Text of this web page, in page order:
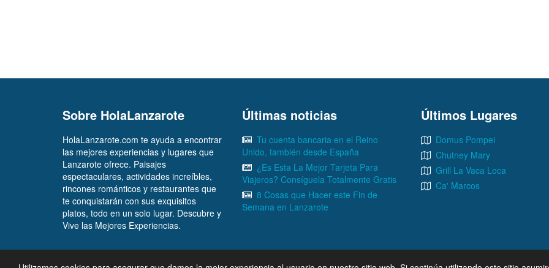
Sobre HolaLanzarote
HolaLanzarote.com te ayuda a encontrar
las mejores experiencias y lugares que
Lanzarote ofrece. Paisajes
espectaculares, actividades increíbles,
rincones románticos y restaurantes que
te conquistarán con sus exquisitos
platos, todo en un solo lugar. Descubre y
Vive las Mejores Experiencias.
Últimas noticias
Tu cuenta bancaria en el Reino
Unido, también desde España
¿Es Esta La Mejor Tarjeta Para
Viajeros? Consíguela Totalmente Gratis
8 Cosas que Hacer este Fin de
Semana en Lanzarote
Últimos Lugares
Domus Pompei
Chutney Mary
Grill La Vaca Loca
Ca' Marcos